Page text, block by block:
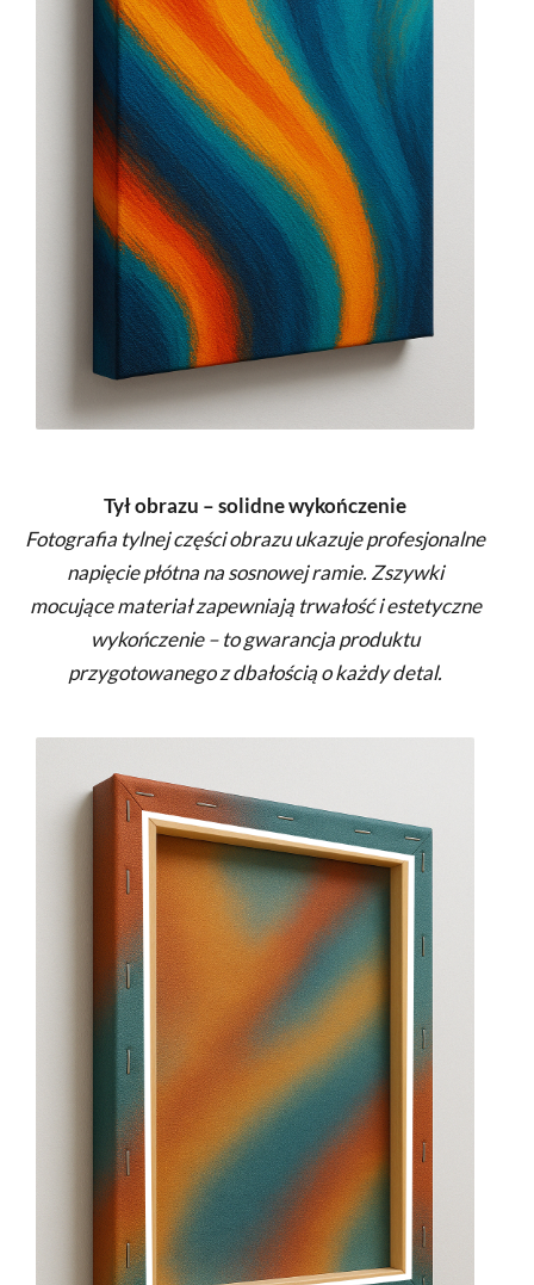
Tył obrazu – solidne wykończenie
Fotografia tylnej części obrazu ukazuje profesjonalne
napięcie płótna na sosnowej ramie. Zszywki
mocujące materiał zapewniają trwałość i estetyczne
wykończenie – to gwarancja produktu
przygotowanego z dbałością o każdy detal.